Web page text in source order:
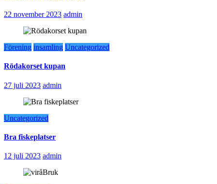
22 november 2023 admin
Förening insamling Uncategorized
Rödakorset kupan
27 juli 2023 admin
Uncategorized
Bra fiskeplatser
12 juli 2023 admin